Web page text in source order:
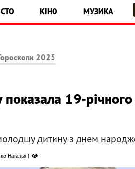
КІНО МУЗИКА
2025
показала 19-
дитину з днем
Наталья